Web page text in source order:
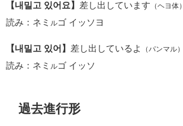
【내밀고 있어요】 差し出しています （ヘヨ体）
読み：ネミ ルゴ イッソヨ
【내밀고 있어】 差し出しているよ （パンマル）
読み：ネミ ルゴ イッソ
過去進行形